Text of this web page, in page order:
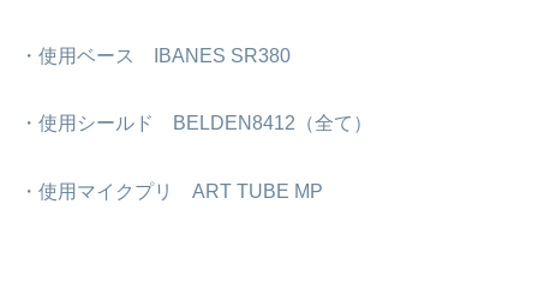
・使用ベース IBANES SR380
・使用シールド BELDEN8412（全て）
・使用マイクプリ ART TUBE MP